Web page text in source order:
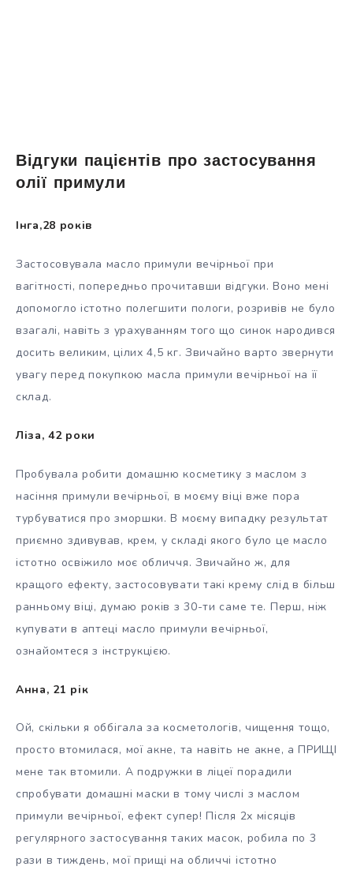
Відгуки пацієнтів про застосування
олії примули
Інга,28 років
Застосовувала масло примули вечірньої при
вагітності, попередньо прочитавши відгуки. Воно мені
допомогло істотно полегшити пологи, розривів не було
взагалі, навіть з урахуванням того що синок народився
досить великим, цілих 4,5 кг. Звичайно варто звернути
увагу перед покупкою масла примули вечірньої на її
склад.
Ліза, 42 роки
Пробувала робити домашню косметику з маслом з
насіння примули вечірньої, в моєму віці вже пора
турбуватися про зморшки. В моєму випадку результат
приємно здивував, крем, у складі якого було це масло
істотно освіжило моє обличчя. Звичайно ж, для
кращого ефекту, застосовувати такі крему слід в більш
ранньому віці, думаю років з 30-ти саме те. Перш, ніж
купувати в аптеці масло примули вечірньої,
ознайомтеся з інструкцією.
Анна, 21 рік
Ой, скільки я оббігала за косметологів, чищення тощо,
просто втомилася, мої акне, та навіть не акне, а ПРИЩІ
мене так втомили. А подружки в ліцеї порадили
спробувати домашні маски в тому числі з маслом
примули вечірньої, ефект супер! Після 2х місяців
регулярного застосування таких масок, робила по 3
рази в тиждень, мої прищі на обличчі істотно